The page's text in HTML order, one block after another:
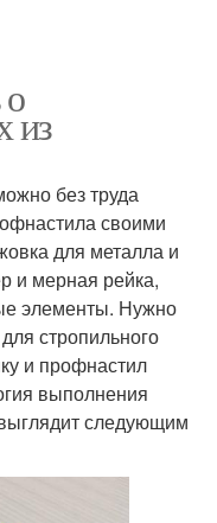
из
без труда
своими
для металла и
и мерная рейка,
элементы. Нужно
стропильного
и профнастил
выполнения
следующим